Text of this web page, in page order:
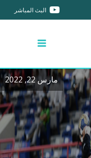
البث المباشر
مارس 22, 2022